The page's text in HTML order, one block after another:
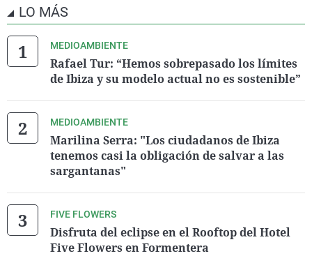
LO MÁS
MEDIOAMBIENTE
Rafael Tur: “Hemos sobrepasado los límites
de Ibiza y su modelo actual no es sostenible”
MEDIOAMBIENTE
Marilina Serra: "Los ciudadanos de Ibiza
tenemos casi la obligación de salvar a las
sargantanas"
FIVE FLOWERS
Disfruta del eclipse en el Rooftop del Hotel
Five Flowers en Formentera